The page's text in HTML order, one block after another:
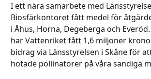
I ett nära samarbete med
Biosfärkontoret fått medel för
i Åhus, Horna, Degeberga och
har Vattenriket fått 1,6 miljoner
bidrag via Länsstyrelsen i Skåne för
hotade pollinatörer på våra sandiga